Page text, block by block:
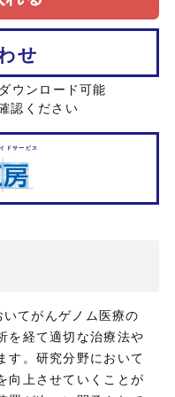
ドサービス
せ
ウンロード可能
認ください
てがんゲノム医療の
を経て適切な治療法や
す。研究分野において
向上させていくことが